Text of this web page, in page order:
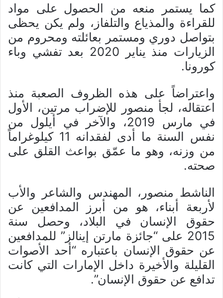
كما يستمر منعه من الحصول على مواد
للقراءة والمذياع والتلفاز، ولم يكن يحظى
بتواصل دوري ومستمر بعائلته ومحروم من
الزيارات منذ يناير 2020 بعد تفشي وباء
كورونا.
واعتراضاً على هذه الظروف الصعبة منذ
اعتقاله، لجأ منصور للإضراب مرتين، الأول
في مارس 2019، والآخر في أيلول من
نفس السنة ما أدى لفقدانه 11 كيلوغراماً
من وزنه، وهو ما عمّق بواعث القلق على
صحته.
الناشط منصور، المهندس والشاعر والأب
لأربعة أبناء، هو من أبرز المدافعين عن
حقوق الإنسان في البلاد، وحصل سنة
2015 على “جائزة مارتن إينالز” للمدافعين
عن حقوق الإنسان باعتباره “أحد الأصوات
القليلة والأخيرة داخل الإمارات التي كانت
تدافع عن حقوق الإنسان”.